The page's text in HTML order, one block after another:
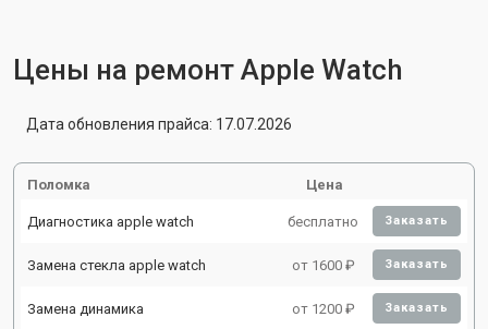
Цены на ремонт Apple Watch
Дата обновления прайса: 17.07.2026
Поломка Цена
Диагностика apple watch бесплатно Заказать
Замена стекла apple watch от 1600 ₽ Заказать
Замена динамика от 1200 ₽ Заказать